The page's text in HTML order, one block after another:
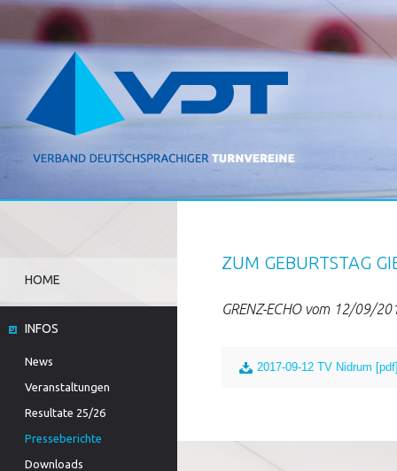
HOME
INFOS
News
Veranstaltungen
Resultate 25/26
Presseberichte
Downloads
ZUM GEBURTSTAG
GRENZ-ECHO vom 12/09/
2017-09-12 TV Nidrum